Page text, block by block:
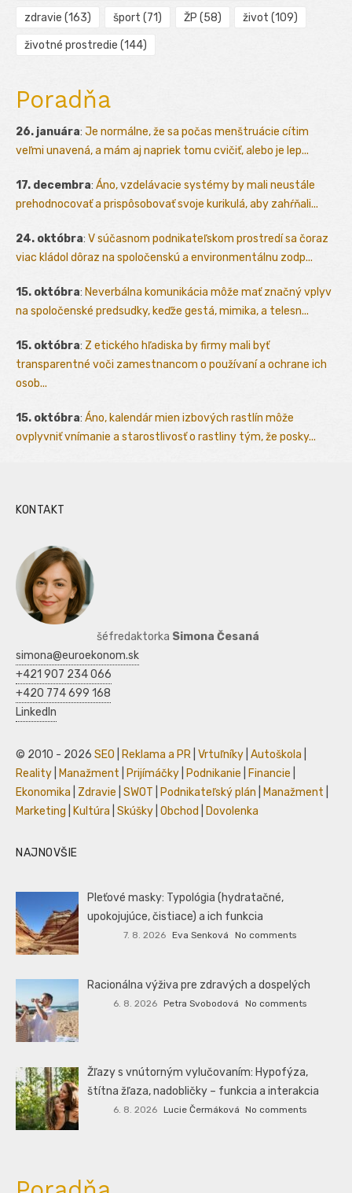
zdravie (163) šport (71) ŽP (58) život (109)
životné prostredie (144)
Poradňa
26. januára: Je normálne, že sa počas menštruácie cítim
veľmi unavená, a mám aj napriek tomu cvičiť, alebo je lep...
17. decembra: Áno, vzdelávacie systémy by mali neustále
prehodnocovať a prispôsobovať svoje kurikulá, aby zahŕňali...
24. októbra: V súčasnom podnikateľskom prostredí sa čoraz
viac kládol dôraz na spoločenskú a environmentálnu zodp...
15. októbra: Neverbálna komunikácia môže mať značný vplyv
na spoločenské predsudky, keďže gestá, mimika, a telesn...
15. októbra: Z etického hľadiska by firmy mali byť
transparentné voči zamestnancom o používaní a ochrane ich
osob...
15. októbra: Áno, kalendár mien izbových rastlín môže
ovplyvniť vnímanie a starostlivosť o rastliny tým, že posky...
KONTAKT
šéfredaktorka Simona Česaná
simona@euroekonom.sk
+421 907 234 066
+420 774 699 168
LinkedIn
© 2010 - 2026 SEO Reklama a PR Vrtuľníky Autoškola
Reality
Manažment Prijímáčky Podnikanie Financie
Ekonomika
Zdravie SWOT Podnikateľský plán Manažment
Marketing
Kultúra Skúšky Obchod Dovolenka
NAJNOVŠIE
Pleťové masky: Typológia (hydratačné,
upokojujúce, čistiace) a ich funkcia
7. 8. 2026 Eva Senková No comments
Racionálna výživa pre zdravých a dospelých
6. 8. 2026 Petra Svobodová No comments
Žľazy s vnútorným vylučovaním: Hypofýza,
štítna žľaza, nadobličky – funkcia a interakcia
6. 8. 2026 Lucie Čermáková No comments